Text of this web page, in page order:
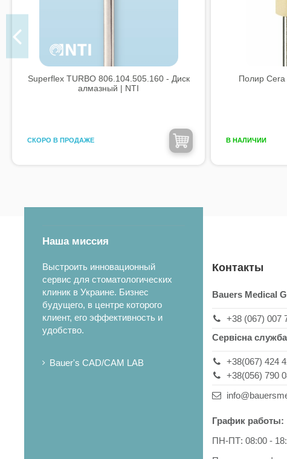
Superflex TURBO 806.104.505.160 - Диск
алмазный | NTI
CКОРО В ПРОДАЖЕ
Полир Cera
В НАЛИЧИИ
Наша миссия
Выстроить инновационный
сервис для стоматологических
клиник в Украине. Бизнес
будущего, в центре которого
клиент, его эффективность и
удобство.
Bauer's CAD/CAM LAB
Контакты
Bauers Medical
+38 (067) 007
Сервісна служба
+38(067) 424
+38(056) 790
График работы:
ПН-ПТ: 08:00 -